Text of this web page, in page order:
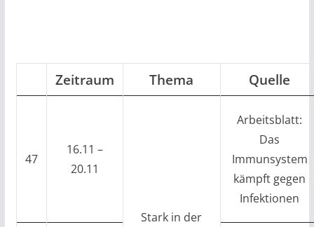
Zeitraum Thema Quelle
47
16.11 –
20.11
Stark in der
Arbeitsblatt:
Das
Immunsystem
kämpft gegen
Infektionen